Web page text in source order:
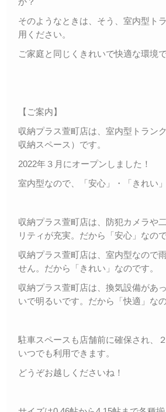
そのようなときは、そう、室内型ト
用ください。
ご家庭と同じくきれいで快適な環境
【ご案内】
収納プラス萱町店は、室内型トラン
収納スペース）です。
2022年３月にオープンしました！
室内型なので、「安心」・「きれい
収納プラス萱町店は、防犯カメラや
リティが充実。だから「安心」なので
収納プラス萱町店は、室内型なので
せん。だから「きれい」なのです。
収納プラス萱町店は、換気設備があ
いで明るいです。だから「快適」なの
駐車スペースも店舗前に確保され、
いつでも利用できます。
どうぞお越しくださいね！